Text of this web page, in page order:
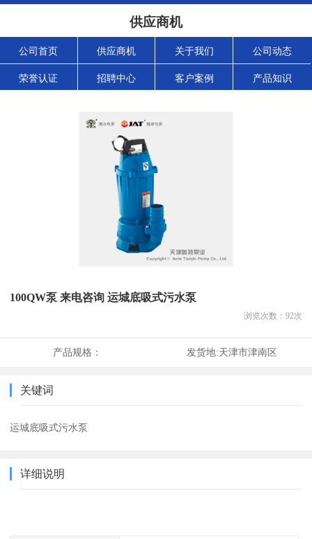
供应商机
公司首页 供应商机 关于我们 公司动态
荣誉认证 招聘中心 客户案例 产品知识
100QW泵 来电咨询 运城底吸式污水泵
浏览次数： 92次
产品规格： 发货地:天津市津南区
关键词
运城底吸式污水泵
详细说明